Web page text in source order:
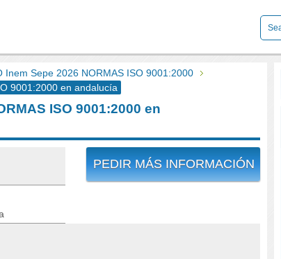
Inem Sepe 2026 NORMAS ISO 9001:2000
9001:2000 en andalucía
ISO 9001:2000 en
PEDIR MÁS INFORMACIÓN